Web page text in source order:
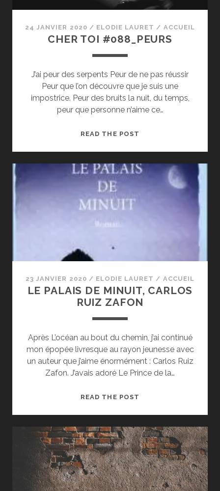
24 JANVIER 2020 / ELODIE LAURET / ACCUEIL
CHER TOI #088_PEURS
J’ai peur des serpents Peur de ne pas réussir
Peur que l’on découvre que je suis une
impostrice. Peur des bruits la nuit, du temps,
peur que personne n’aime ce…
READ THE POST
23 JANVIER 2020 / ELODIE LAURET / ACCUEIL
LE PALAIS DE MINUIT, CARLOS
RUIZ ZAFON
Après L’océan au bout du chemin, j’ai continué
mon épopée livresque au rayon jeunesse avec
un auteur que j’aime énormément : Carlos Ruiz
Zafon. J’avais adoré Le Prince de la…
READ THE POST
MINUIT,
CARLOS
RUIZ
ZAFON